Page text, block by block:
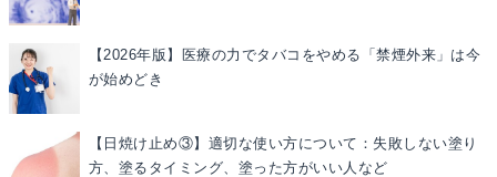
【2026年版】医療の力でタバコをやめる「禁煙外来」は今
が始めどき
【日焼け止め③】適切な使い方について：失敗しない塗り
方、塗るタイミング、塗った方がいい人など